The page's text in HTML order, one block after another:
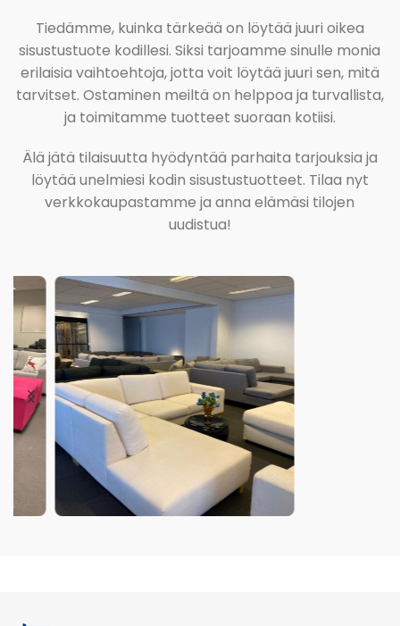
Tiedämme, kuinka tärkeää on löytää juuri oikea
sisustustuote kodillesi. Siksi tarjoamme sinulle monia
erilaisia vaihtoehtoja, jotta voit löytää juuri sen, mitä
tarvitset. Ostaminen meiltä on helppoa ja turvallista,
ja toimitamme tuotteet suoraan kotiisi.
Älä jätä tilaisuutta hyödyntää parhaita tarjouksia ja
löytää unelmiesi kodin sisustustuotteet. Tilaa nyt
verkkokaupastamme ja anna elämäsi tilojen
uudistua!